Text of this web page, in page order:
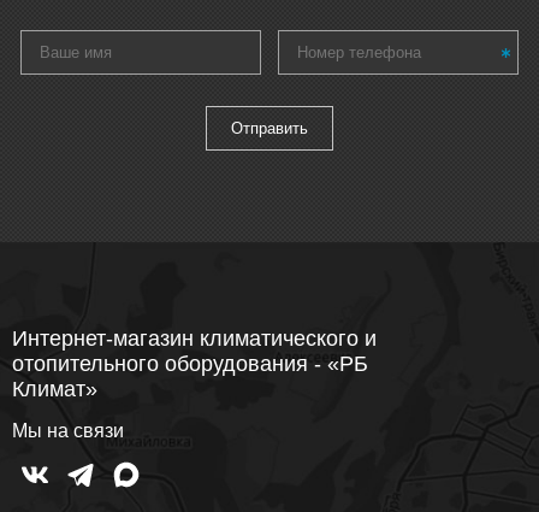
Интернет-магазин климатического и
отопительного оборудования - «РБ
Климат»
Мы на связи